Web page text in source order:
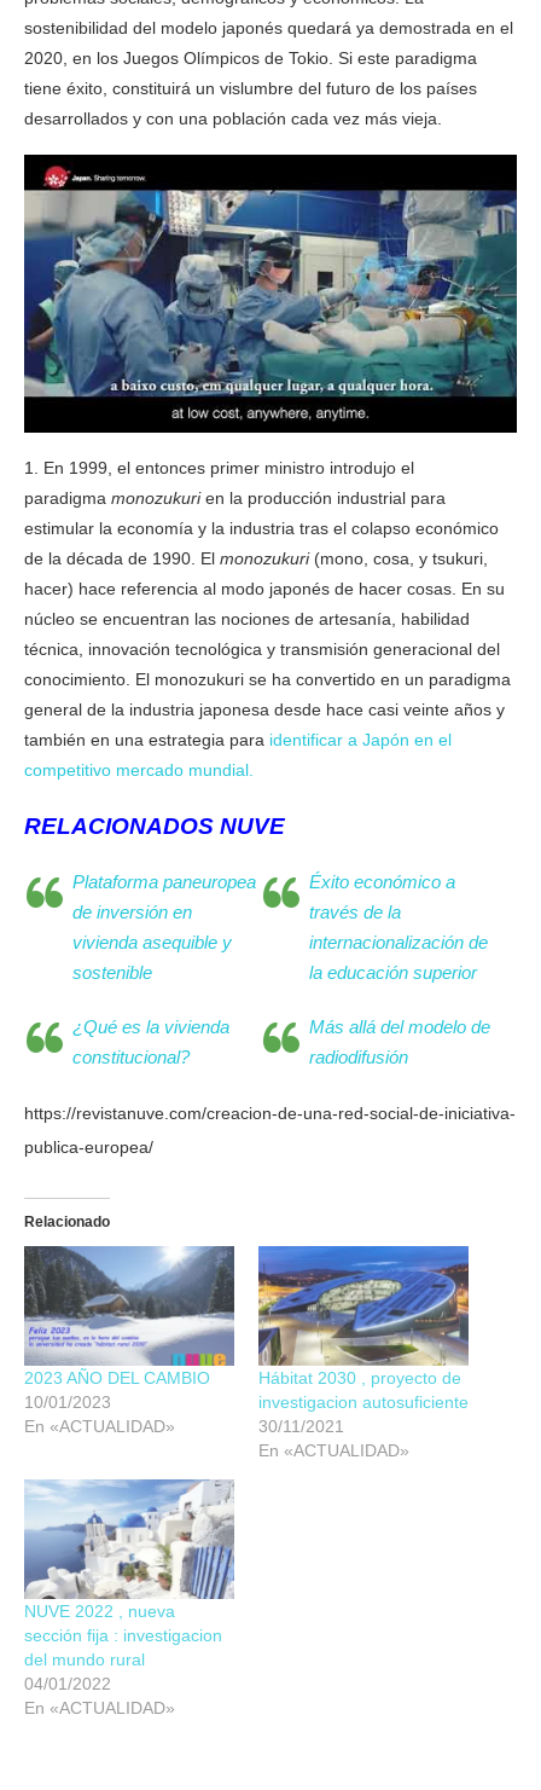
sostenibilidad del modelo japonés quedará ya demostrada en el
2020, en los Juegos Olímpicos de Tokio. Si este paradigma
tiene éxito, constituirá un vislumbre del futuro de los países
desarrollados y con una población cada vez más vieja.
1. En 1999, el entonces primer ministro introdujo el
paradigma monozukurien la producción industrial para
estimular la economía y la industria tras el colapso económico
de la década de 1990. El monozukuri (mono, cosa, y tsukuri,
hacer) hace referencia al modo japonés de hacer cosas. En su
núcleo se encuentran las nociones de artesanía, habilidad
técnica, innovación tecnológica y transmisión generacional del
conocimiento. El monozukuri se ha convertido en un paradigma
general de la industria japonesa desde hace casi veinte años y
también en una estrategia para identificar a Japón en el
competitivo mercado mundial.
RELACIONADOS NUVE
Plataforma paneuropea
de inversión en
vivienda asequible y
sostenible
Éxito económico a
través de la
internacionalización de
la educación superior
¿Qué es la vivienda
constitucional?
Más allá del modelo de
radiodifusión
https://revistanuve.com/creacion-de-una-red-social-de-iniciativa-
publica-europea/
Relacionado
2023 AÑO DEL CAMBIO
10/01/2023
En «ACTUALIDAD»
Hábitat 2030 , proyecto de
investigacion autosuficiente
30/11/2021
En «ACTUALIDAD»
NUVE 2022 , nueva
sección fija : investigacion
del mundo rural
04/01/2022
En «ACTUALIDAD»